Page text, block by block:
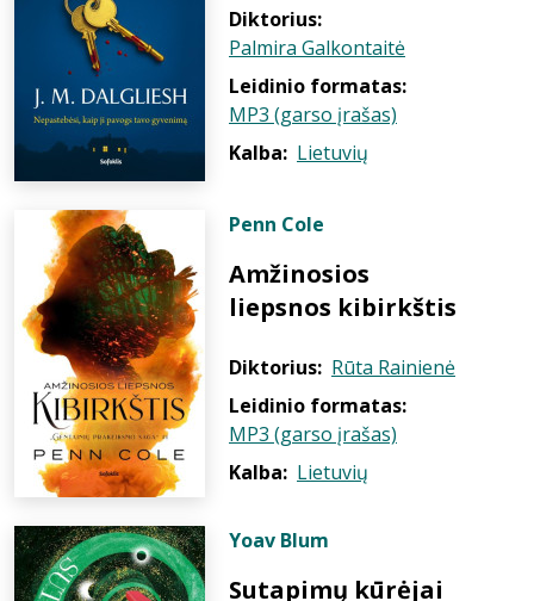
Diktorius:
Palmira Galkontaitė
Leidinio formatas:
MP3 (garso įrašas)
Kalba: Lietuvių
Penn Cole
Amžinosios
liepsnos kibirkštis
Diktorius: Rūta Rainienė
Leidinio formatas:
MP3 (garso įrašas)
Kalba: Lietuvių
Yoav Blum
Sutapimų kūrėjai